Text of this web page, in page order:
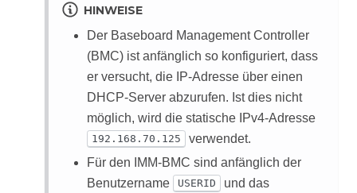
HINWEISE
Der Baseboard Management Controller
(BMC) ist anfänglich so konfiguriert, dass
er versucht, die IP-Adresse über einen
DHCP-Server abzurufen. Ist dies nicht
möglich, wird die statische IPv4-Adresse
192.168.70.125
verwendet.
Für den IMM-BMC sind anfänglich der
Benutzername
USERID
und das